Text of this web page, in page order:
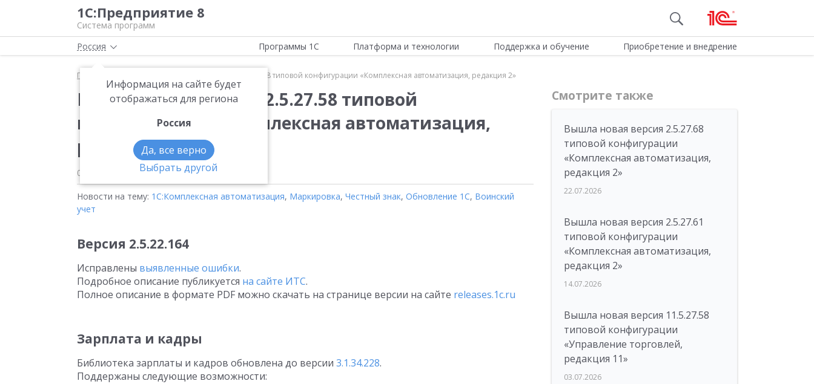
1С:Предприятие 8
Система программ
Россия
Информация на сайте будет
отображаться для региона
Россия
Да, все верно
Выбрать другой
Программы 1С Платформа и технологии Поддержка и обучение Приобретение и внедрение
Главная Вышла новая версия 2.5.27.58 типовой конфигурации «Комплексная автоматизация, редакция 2»
Вышла новая версия 2.5.27.58 типовой
конфигурации «Комплексная автоматизация,
редакция 2»
03.07.2026
Новости на тему: 1С:Комплексная автоматизация, Маркировка, Честный знак, Обновление 1С, Воинский
учет
Версия 2.5.22.164
Исправлены выявленные ошибки.
Подробное описание публикуется на сайте ИТС.
Полное описание в формате PDF можно скачать на странице версии на сайте releases.1c.ru
Зарплата и кадры
Библиотека зарплаты и кадров обновлена до версии 3.1.34.228.
Поддержаны следующие возможности:
Смотрите также
Вышла новая версия 2.5.27.68
типовой конфигурации
«Комплексная автоматизация,
редакция 2»
22.07.2026
Вышла новая версия 2.5.27.61
типовой конфигурации
«Комплексная автоматизация,
редакция 2»
14.07.2026
Вышла новая версия 11.5.27.58
типовой конфигурации
«Управление торговлей,
редакция 11»
03.07.2026